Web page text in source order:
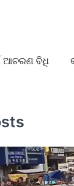
ଆଚରଣ ବିଧି